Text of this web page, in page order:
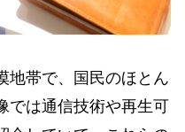
帯で、国民のほとん
では通信技術や再生可